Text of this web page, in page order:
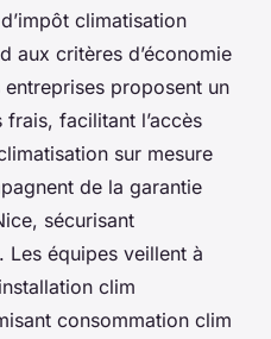
climatisation
aux critères d’économie
proposent un
frais, facilitant l’accès
sur mesure
de la garantie
sécurisant
Les équipes veillent à
clim
consommation clim